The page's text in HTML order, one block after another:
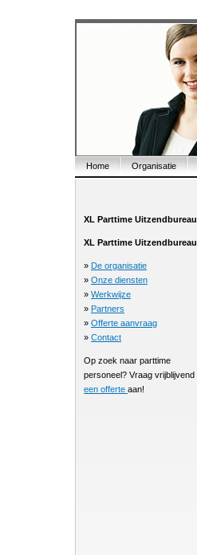
Home Organisatie
XL Parttime Uitzendbureau
XL Parttime Uitzendbureau
» De organisatie
» Onze diensten
» Werkwijze
» Partners
» Offerte aanvraag
» Contact
Op zoek naar parttime
personeel? Vraag vrijblijvend
een offerte aan!